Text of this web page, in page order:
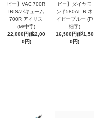
ビー】VAC 700R
IRIS/バキューム
700R アイリス
(M/中字)
22,000円(税2,00
0円)
ビー】ダイヤモ
ンド580AL R ネ
イビーブルー (F/
細字)
16,500円(税1,50
0円)